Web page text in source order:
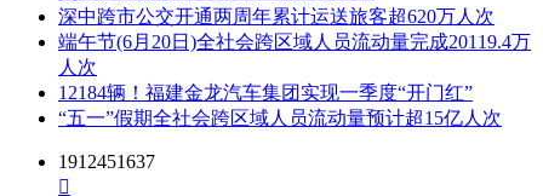
深中跨市公交开通两周年累计运送旅客超620万人次
端午节(6月20日)全社会跨区域人员流动量完成20119.4万
人次
12184辆！福建金龙汽车集团实现一季度“开门红”
“五一”假期全社会跨区域人员流动量预计超15亿人次
1912451637
